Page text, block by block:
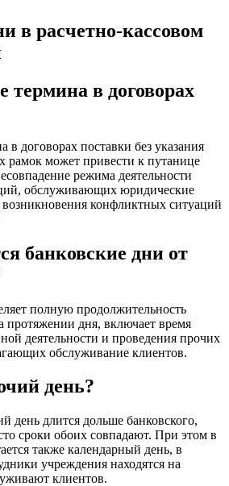
в расчетно-кассовом
термина в договорах
в договорах поставки без указания
рамок может привести к путанице
режима деятельности
обслуживающих юридические
конфликтных ситуаций
банковские дни от
полную продолжительность
протяжении дня, включает время
деятельности и проведения прочих
обслуживание клиентов.
день?
день длится дольше банковского,
сроки обоих совпадают. При этом в
также календарный день, в
учреждения находятся на
клиентов.